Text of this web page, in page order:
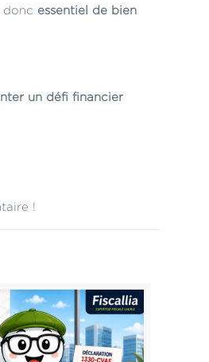
donc essentiel de bien
un défi financier
!